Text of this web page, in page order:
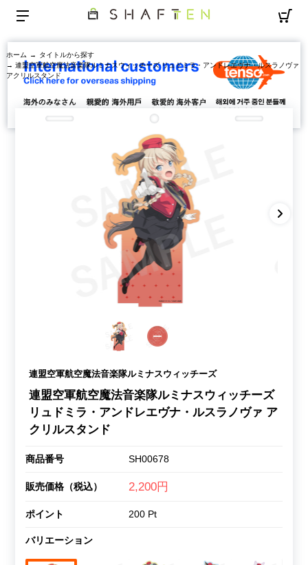
ホーム →
タイトルから探す
→ 連盟空軍航空魔法音楽隊ルミナスウィッチーズ リュドミラ・アンドレエヴナ・ルスラノヴァ
アクリルスタンド
連盟空軍航空魔法音楽隊ルミナスウィッチーズ
連盟空軍航空魔法音楽隊ルミナスウィッチーズ
リュドミラ・アンドレエヴナ・ルスラノヴァ ア
クリルスタンド
商品番号 SH00678
販売価格（税込） 2,200円
ポイント 200 Pt
バリエーション